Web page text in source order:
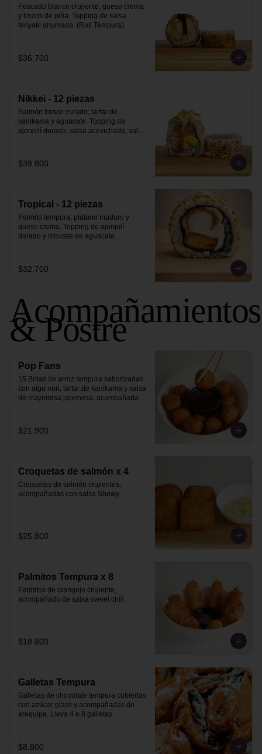
Pescado blanco crujiente, queso crema
y trozos de piña. Topping de salsa
teriyaki ahumada  (Roll Tempura).
$36.700
Nikkei - 12 piezas
Salmón fresco curado, tartar de
kanikama y aguacate. Topping de
ajonjolí dorado, salsa acevichada, salsa
$39.800
Tropical - 12 piezas
Palmito tempura, plátano maduro y
queso crema. Topping de ajonjolí
dorado y mousse de aguacate.
$32.700
Acompañamientos
& Postre
Pop Fans
15 Bolas de arroz tempura saborizadas
con alga nori, tartar de kanikama y salsa
de mayonesa japonesa, acompañada
$21.900
Croquetas de salmón x 4
Croquetas de salmón crujientes,
acompañadas con salsa Showy.
$25.800
Palmitos Tempura x 8
Palmitos de crangejo crujiente,
acompañado de salsa sweet chili.
$18.800
Galletas Tempura
Galletas de chocolate tempura cubiertas
con azúcar glass y acompañadas de
arequipe. Lleva 4 o 8 galletas
$8.800